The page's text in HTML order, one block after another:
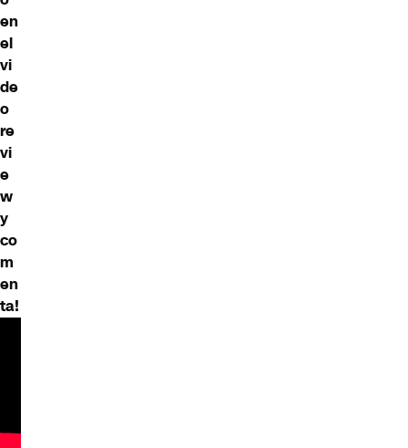
en
el
vi
de
o
re
vi
e
w
y
co
m
en
ta!